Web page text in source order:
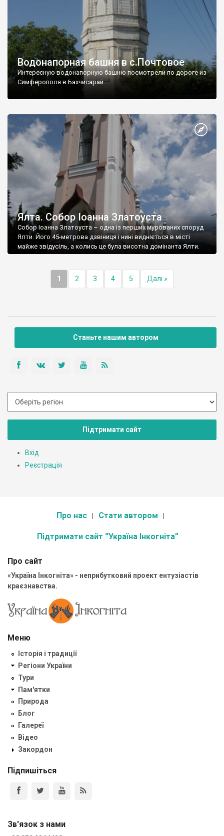
Водонапорная башня в с.Почтовое
Интересную водонапорную башню посмотрели по дороге из
Симферополя в Бахчисарай.
Ялта. Собор Іоанна Златоуста
Собор Іоанна Златоуста – одна із перших мурованих споруд
Ялти. Його 45-метрова дзвіниця і нині видніється в місті
майже звідусіль, а колись це була висотна домінанта Ялти.
1 2 3 4 5 Далі »
Станьте нашим автором
Підтримати сайт
Вхід
Реєстрація
Про нас Стати автором
Підтримати сайт “Україна Інкогніта”
Про сайт
«Україна Інкогніта» - неприбутковий проект ентузіастів
краєзнавства.
Меню
Історія і традиції
Регіони України
Тури
Пам'ятки
Природа
Блог
Галереї
Відео
Закордон
Підпишіться
Зв'язок з нами